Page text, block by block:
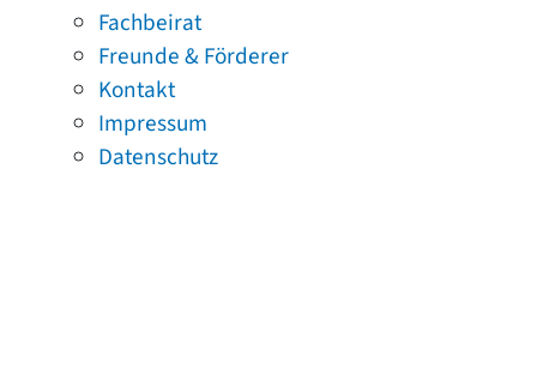
Fachbeirat
Freunde & Förderer
Kontakt
Impressum
Datenschutz